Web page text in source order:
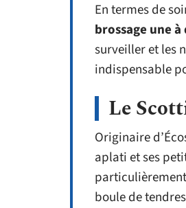
En termes de
brossage une
surveiller et les
indispensable
Le
Originaire
aplati et ses
boule de